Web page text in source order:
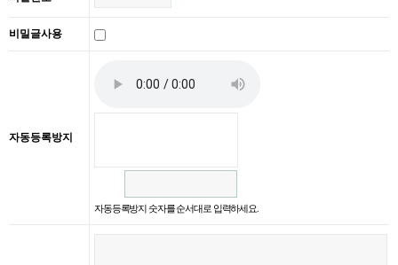
비밀글사용
자동등록방지
자동등록방지 숫자를 순서대로 입력하세요.